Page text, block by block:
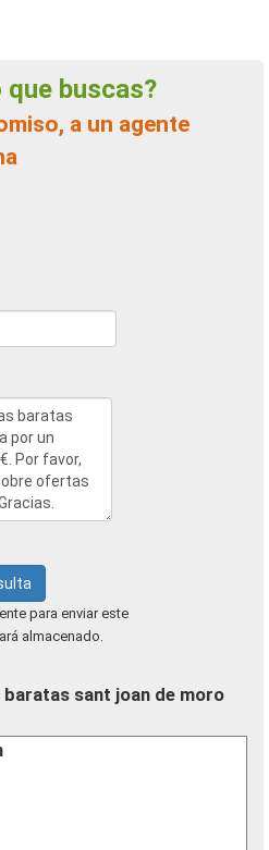
que buscas?
para enviar este
almacenado.
sant joan de moro